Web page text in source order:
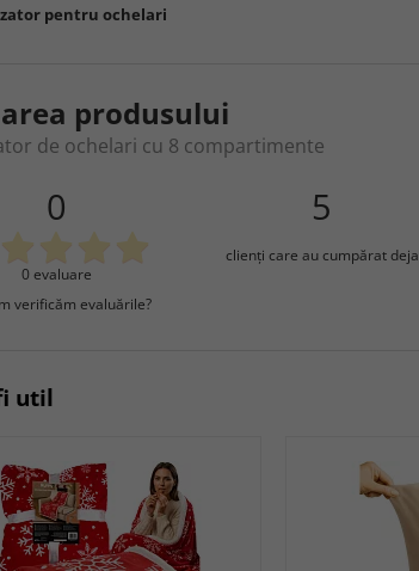
pentru ochelari
produsului
de ochelari cu 8 compartimente
0
0 evaluare
verificăm evaluările?
5
clienţi care au cumpărat deja
util